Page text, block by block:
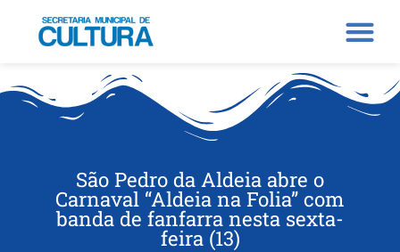
São Pedro da Aldeia abre o
Carnaval “Aldeia na Folia” com
banda de fanfarra nesta sexta-
feira (13)